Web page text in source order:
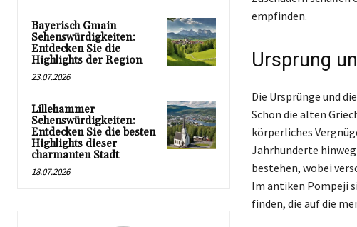
Bayerisch Gmain
Sehenswürdigkeiten:
Entdecken Sie die
Highlights der Region
23.07.2026
Lillehammer
Sehenswürdigkeiten:
Entdecken Sie die besten
Highlights dieser
charmanten Stadt
18.07.2026
empfinden.
Ursprung
Die Ursprünge und
Schon die alten
körperliches
Jahrhunderte
bestehen, wobei
Im antiken Pompeji
finden, die auf die